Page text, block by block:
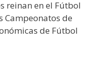
reinan en el Fútbol
Campeonatos de
de Fútbol